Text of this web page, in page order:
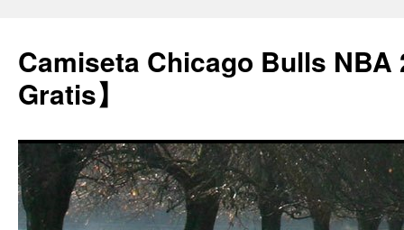
Camiseta Chicago Bulls NBA
Gratis】